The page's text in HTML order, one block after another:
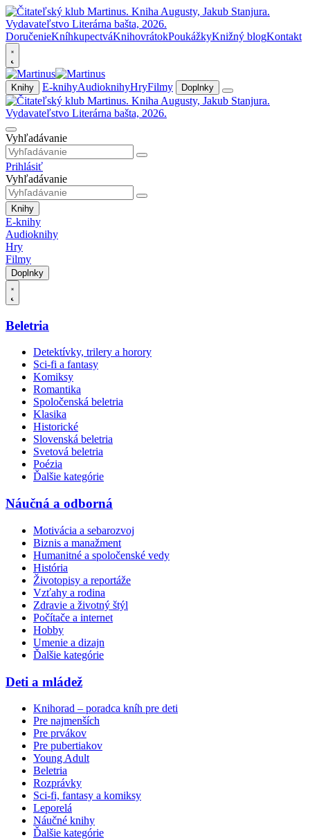
DoručenieKníhkupectváKnihovrátokPoukážkyKnižný blogKontakt
Knihy E-knihyAudioknihyHryFilmy Doplnky
Vyhľadávanie
Prihlásiť
Vyhľadávanie
Knihy
E-knihy
Audioknihy
Hry
Filmy
Doplnky
Beletria
Detektívky, trilery a horory
Sci-fi a fantasy
Komiksy
Romantika
Spoločenská beletria
Klasika
Historické
Slovenská beletria
Svetová beletria
Poézia
Ďalšie kategórie
Náučná a odborná
Motivácia a sebarozvoj
Biznis a manažment
Humanitné a spoločenské vedy
História
Životopisy a reportáže
Vzťahy a rodina
Zdravie a životný štýl
Počítače a internet
Hobby
Umenie a dizajn
Ďalšie kategórie
Deti a mládež
Knihorad – poradca kníh pre deti
Pre najmenších
Pre prvákov
Pre pubertiakov
Young Adult
Beletria
Rozprávky
Sci-fi, fantasy a komiksy
Leporelá
Náučné knihy
Ďalšie kategórie